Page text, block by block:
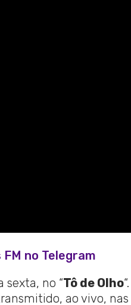
no Telegram
sexta, no “Tô de Olho“.
ao vivo,